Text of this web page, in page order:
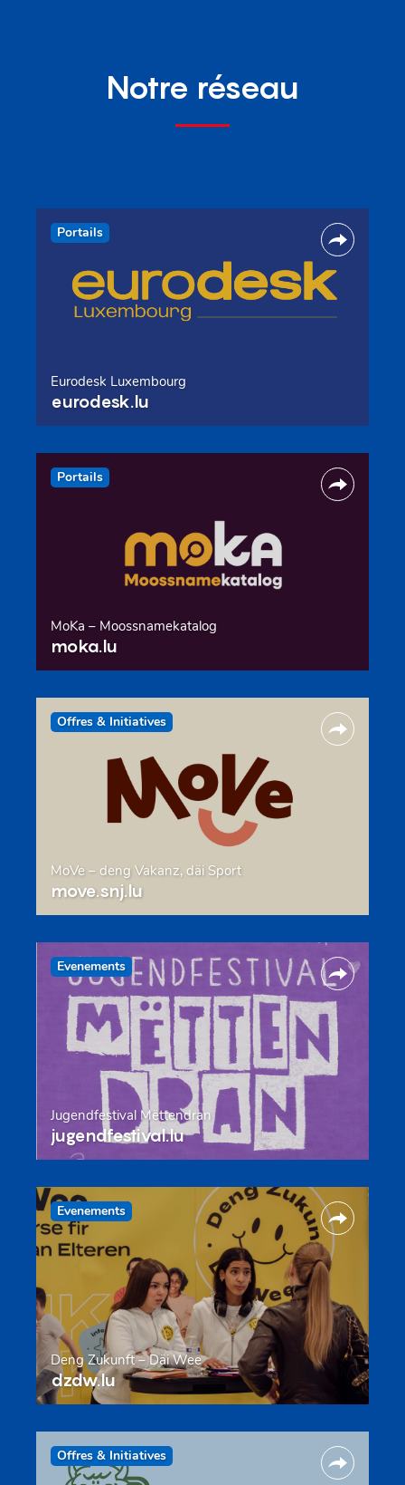
Notre réseau
Portails
Eurodesk Luxembourg
eurodesk.lu
Portails
MoKa – Moossnamekatalog
moka.lu
Offres & Initiatives
MoVe – deng Vakanz, däi Sport
move.snj.lu
Evenements
Jugendfestival Mëttendran
jugendfestival.lu
Evenements
Deng Zukunft – Däi Wee
dzdw.lu
Offres & Initiatives